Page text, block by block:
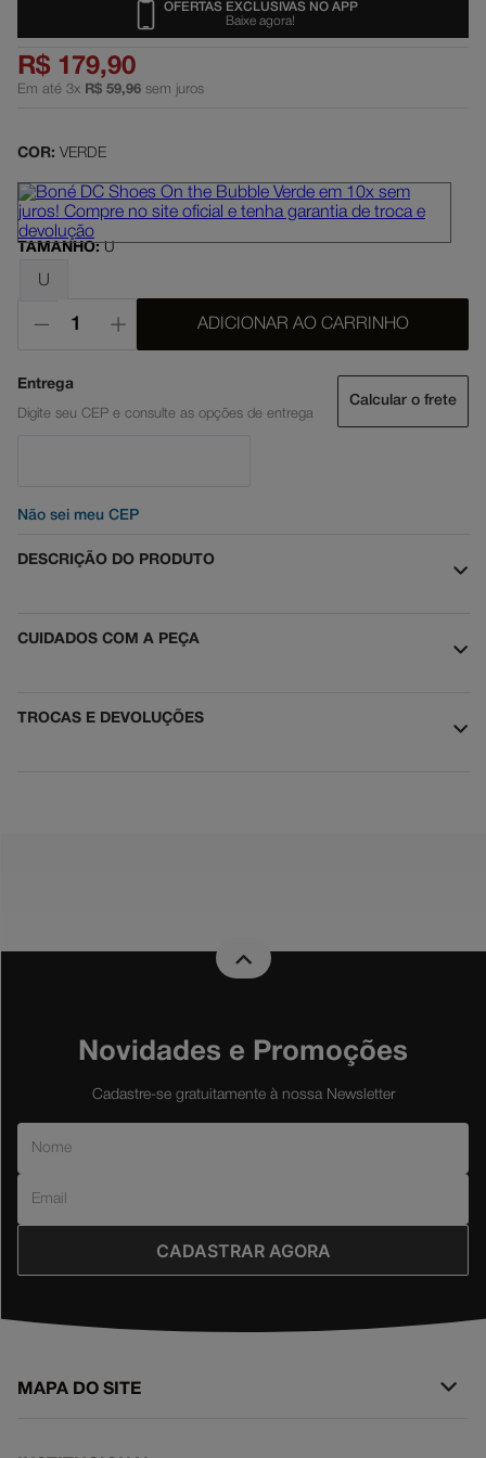
OFERTAS EXCLUSIVAS NO APP
Baixe agora!
R$ 179,90
Em até 3x R$ 59,96 sem juros
COR: VERDE
TAMANHO: U
U
ADICIONAR AO CARRINHO
Não sei meu CEP
Calcular o frete
DESCRIÇÃO DO PRODUTO
CUIDADOS COM A PEÇA
TROCAS E DEVOLUÇÕES
Novidades e Promoções
Cadastre-se gratuitamente à nossa Newsletter
CADASTRAR AGORA
MAPA DO SITE
6º boné
8º court graffik
9º anvil
10º regata